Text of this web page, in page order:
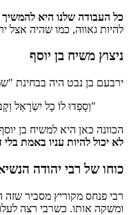
כל העבודה שלנו היא
להיות גאווה, כמו שהיה אצל
ניצוץ משיח בן יוסף
ירבעם בן נבט היה בבחינת
"וְסָפְדוּ לוֹ כָל יִשְׂרָאֵל
הכוונה כאן היא למשיח בן
לא יכול להיות עניו באמת
כוחו של רבי יהודה
רבי פנחס מקוריץ מסביר
ומשקה אותו. כשרבי רצה